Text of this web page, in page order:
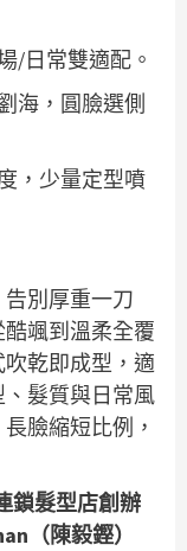
/日常雙適配。
海，圓臉選側
，少量定型噴
別厚重一刀
颯到溫柔全覆
乾即成型，適
髮質與日常風
臉縮短比例，
鎖髮型店創辦
（陳毅鏗）